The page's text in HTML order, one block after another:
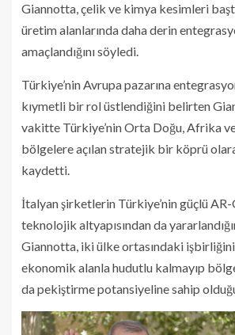
Giannotta, çelik ve kimya kesimleri
üretim alanlarında daha derin
amaçlandığını söyledi.
Türkiye’nin Avrupa pazarına
kıymetli bir rol üstlendiğini belirten
vakitte Türkiye’nin Orta Doğu, Afrika
bölgelere açılan stratejik bir köprü
kaydetti.
İtalyan şirketlerin Türkiye’nin güçlü
teknolojik altyapısından da
Giannotta, iki ülke ortasındaki
ekonomik alanla hudutlu kalmayıp
da pekiştirme potansiyeline sahip